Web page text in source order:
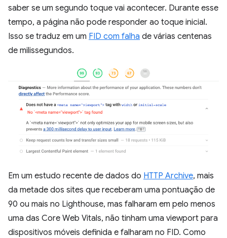
saber se um segundo toque vai acontecer. Durante esse
tempo, a página não pode responder ao toque inicial.
Isso se traduz em um FID com falha de várias centenas
de milissegundos.
Em um estudo recente de dados do HTTP Archive, mais
da metade dos sites que receberam uma pontuação de
90 ou mais no Lighthouse, mas falharam em pelo menos
uma das Core Web Vitals, não tinham uma viewport para
dispositivos móveis definida e falharam no FID. Como